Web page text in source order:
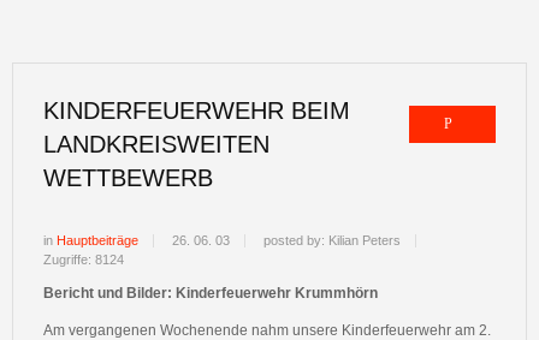
KINDERFEUERWEHR BEIM
LANDKREISWEITEN
WETTBEWERB
in Hauptbeiträge 26. 06. 03
posted by: Kilian Peters
Zugriffe: 8124
Bericht und Bilder: Kinderfeuerwehr Krummhörn
Am vergangenen Wochenende nahm unsere Kinderfeuerwehr am 2.